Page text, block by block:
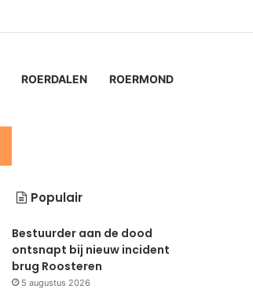
ROERDALEN ROERMOND
Populair
Bestuurder aan de dood
ontsnapt bij nieuw incident
brug Roosteren
5 augustus 2026